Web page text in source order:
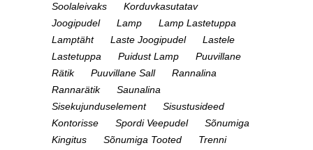
Soolaleivaks
Korduvkasutatav
Joogipudel
Lamp
Lamp Lastetuppa
Lamptäht
Laste Joogipudel
Lastele
Lastetuppa
Puidust Lamp
Puuvillane
Rätik
Puuvillane Sall
Rannalina
Rannarätik
Saunalina
Sisekujunduselement
Sisustusideed
Kontorisse
Spordi Veepudel
Sõnumiga
Kingitus
Sõnumiga Tooted
Trenni